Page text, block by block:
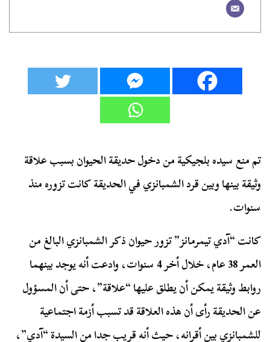
تم منع سيده بلجيكية من دخول حديقة الحيوان بسبب علاقة
وثيقة بينها وبين قرد الشمبانزي في الحديقة كانت تزوره منذ
سنوات.
كانت “آدي تيمرمانز” تزور حيوان ذكر الشمبانزي البالغ من
العمر 38 عام، خلال أخر 4 سنوات، وادعت أنه يوجد بينهما
روابط وثيقة يمكن أن يطلق عليها “علاقة”، حتى أن المسؤول
عن الحديقة رأى أن هذه العلاقة قد تسبب أزمة اجتماعية
للشمبانزي بين أقرانه، حيث أنه قريب جدا من السيدة “آدي”،